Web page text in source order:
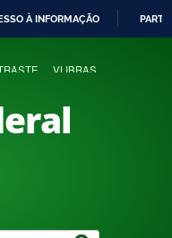
À INFORMAÇÃO
VLIBRAS